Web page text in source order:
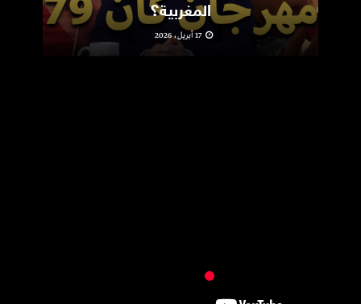
المغربية؟
17 أبريل، 2026